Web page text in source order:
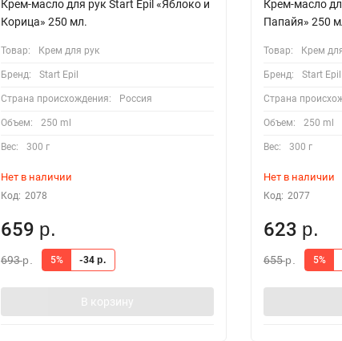
Крем-масло для рук Start Epil «Яблоко и
Корица» 250 мл.
Товар: Крем для рук
Бренд: Start Epil
Страна происхождения: Россия
Объем: 250 ml
Вес: 300 г
Нет в наличии
Код: 2078
659 р.
693р. 5% -34 р.
В корзину
Крем-масло
Папайя» 250
Товар: Крем
Бренд: Start Epil
Страна
Объем: 250 ml
Вес: 300 г
Нет в наличии
Код: 2077
623 р.
655р. 5%